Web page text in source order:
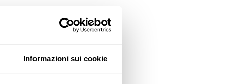
Informazioni sui cookie